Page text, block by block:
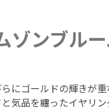
ゾンブル
にゴールドの輝きが重
気品を纏ったイヤリン